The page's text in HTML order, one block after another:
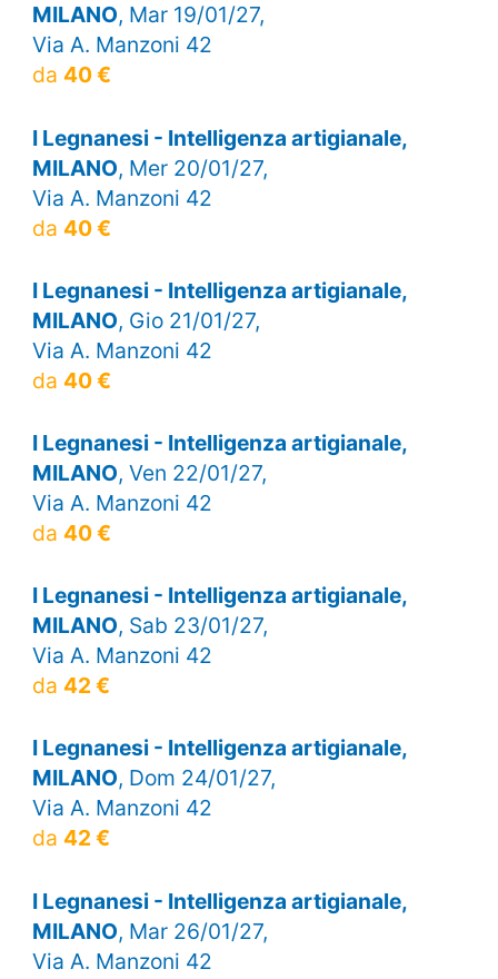
MILANO, Mar 19/01/27,
Via A. Manzoni 42
da 40 €
I Legnanesi - Intelligenza artigianale,
MILANO, Mer 20/01/27,
Via A. Manzoni 42
da 40 €
I Legnanesi - Intelligenza artigianale,
MILANO, Gio 21/01/27,
Via A. Manzoni 42
da 40 €
I Legnanesi - Intelligenza artigianale,
MILANO, Ven 22/01/27,
Via A. Manzoni 42
da 40 €
I Legnanesi - Intelligenza artigianale,
MILANO, Sab 23/01/27,
Via A. Manzoni 42
da 42 €
I Legnanesi - Intelligenza artigianale,
MILANO, Dom 24/01/27,
Via A. Manzoni 42
da 42 €
I Legnanesi - Intelligenza artigianale,
MILANO, Mar 26/01/27,
Via A. Manzoni 42